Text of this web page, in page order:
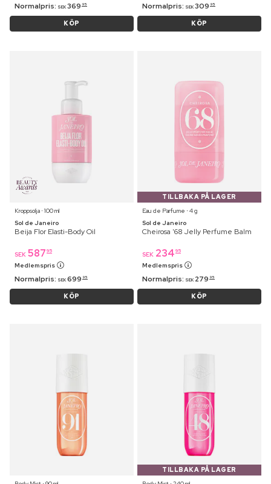
Normalpris: SEK 369 95
KÖP
Normalpris: SEK 309 95
KÖP
Kroppsolja ⋅ 100 ml
Sol de Janeiro
Beija Flor Elasti-Body Oil
SEK 587 95
Medlemspris
Normalpris: SEK 699 95
KÖP
TILLBAKA PÅ LAGER
Eau de Parfume ⋅ 4 g
Sol de Janeiro
Cheirosa '68 Jelly Perfume Balm
SEK 234 95
Medlemspris
Normalpris: SEK 279 95
KÖP
TILLBAKA PÅ LAGER